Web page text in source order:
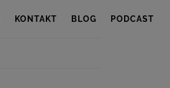
KONTAKT BLOG PODCAST